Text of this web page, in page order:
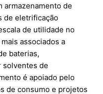
armazenamento de
de eletrificação
de utilidade no
associados a
baterias,
solventes de
é apoiado pelo
de consumo e projetos